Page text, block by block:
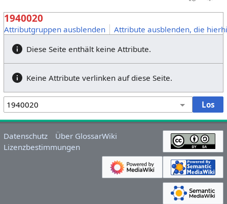
1940020
Attributgruppen ausblenden
Attribute ausblenden, die
Diese Seite enthält keine Attribute.
Keine Attribute verlinken auf diese Seite.
Datenschutz
Über GlossarWiki
Lizenzbestimmungen